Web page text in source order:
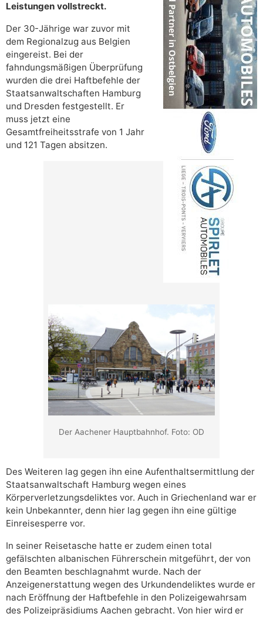
Leistungen vollstreckt.
Der 30-Jährige war zuvor mit
dem Regionalzug aus Belgien
eingereist. Bei der
fahndungsmäßigen Überprüfung
wurden die drei Haftbefehle der
Staatsanwaltschaften Hamburg
und Dresden festgestellt. Er
muss jetzt eine
Gesamtfreiheitsstrafe von 1 Jahr
und 121 Tagen absitzen.
Der Aachener Hauptbahnhof. Foto: OD
Des Weiteren lag gegen ihn eine Aufenthaltsermittlung der
Staatsanwaltschaft Hamburg wegen eines
Körperverletzungsdeliktes vor. Auch in Griechenland war er
kein Unbekannter, denn hier lag gegen ihn eine gültige
Einreisesperre vor.
In seiner Reisetasche hatte er zudem einen total
gefälschten albanischen Führerschein mitgeführt, der von
den Beamten beschlagnahmt wurde. Nach der
Anzeigenerstattung wegen des Urkundendeliktes wurde er
nach Eröffnung der Haftbefehle in den Polizeigewahrsam
des Polizeipräsidiums Aachen gebracht. Von hier wird er